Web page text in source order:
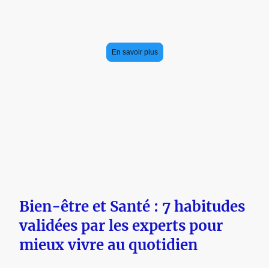
En savoir plus
Bien-être et Santé : 7 habitudes
validées par les experts pour
mieux vivre au quotidien